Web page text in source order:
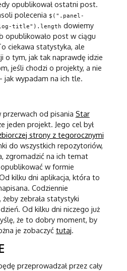
opublikował ostatni post.
polecenia $(".panel-
title").length dowiemy
opublikowało post w ciągu
ciekawa statystyka, ale
o tym, jak tak naprawdę idzie
jeśli chodzi o projekty, a nie
jak wypadam na ich tle.
od pisania Star
jeden projekt. Jego cel był
strony z tegorocznymi
do wszystkich repozytoriów,
zgromadzić na ich temat
w formie
kilku dni aplikacja, która to
Codziennie
zebrała statystyki
Od kilku dni niczego już
że to dobry moment, by
je zobaczyć tutaj.
przeprowadzał przez cały